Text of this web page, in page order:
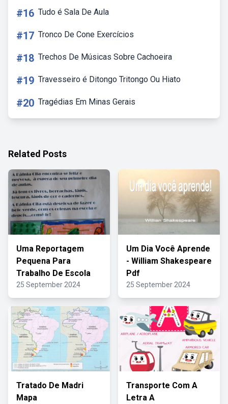
#16 Tudo é Sala De Aula
#17 Tronco De Cone Exercícios
#18 Trechos De Músicas Sobre Cachoeira
#19 Travesseiro é Ditongo Tritongo Ou Hiato
#20 Tragédias Em Minas Gerais
Related Posts
Uma Reportagem
Pequena Para
Trabalho De Escola
25 September 2024
Um Dia Você Aprende
- William Shakespeare
Pdf
25 September 2024
Tratado De Madri
Mapa
Transporte Com A
Letra A